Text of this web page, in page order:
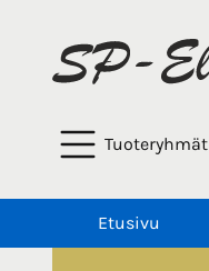
Tuoteryhmät
Etusivu